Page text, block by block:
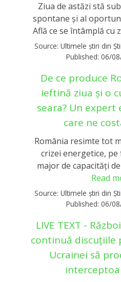
Ziua de astăzi stă
spontane și al
Află ce se întâmplă cu
Source: Ultimele știri din
Published: 06/
De ce produce
ieftină ziua și o
seara? Un expert
care ne
România resimte tot
crizei energetice,
major de capacități
Read
Source: Ultimele știri din
Published: 06/
LIVE TEXT -
continuă discuțiile
Ucrainei să